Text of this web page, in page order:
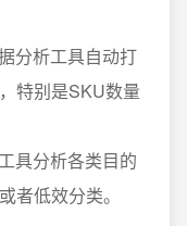
分析工具自动打
特别是SKU数量
具分析各类目的
者低效分类。